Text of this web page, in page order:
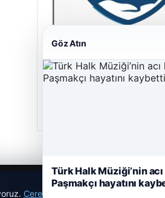
Cengiz Sigorta
23/06/2026
Çerez Politikamız
Göz Atın
Türk Halk Müziği’nin
Paşmakçı hayatını